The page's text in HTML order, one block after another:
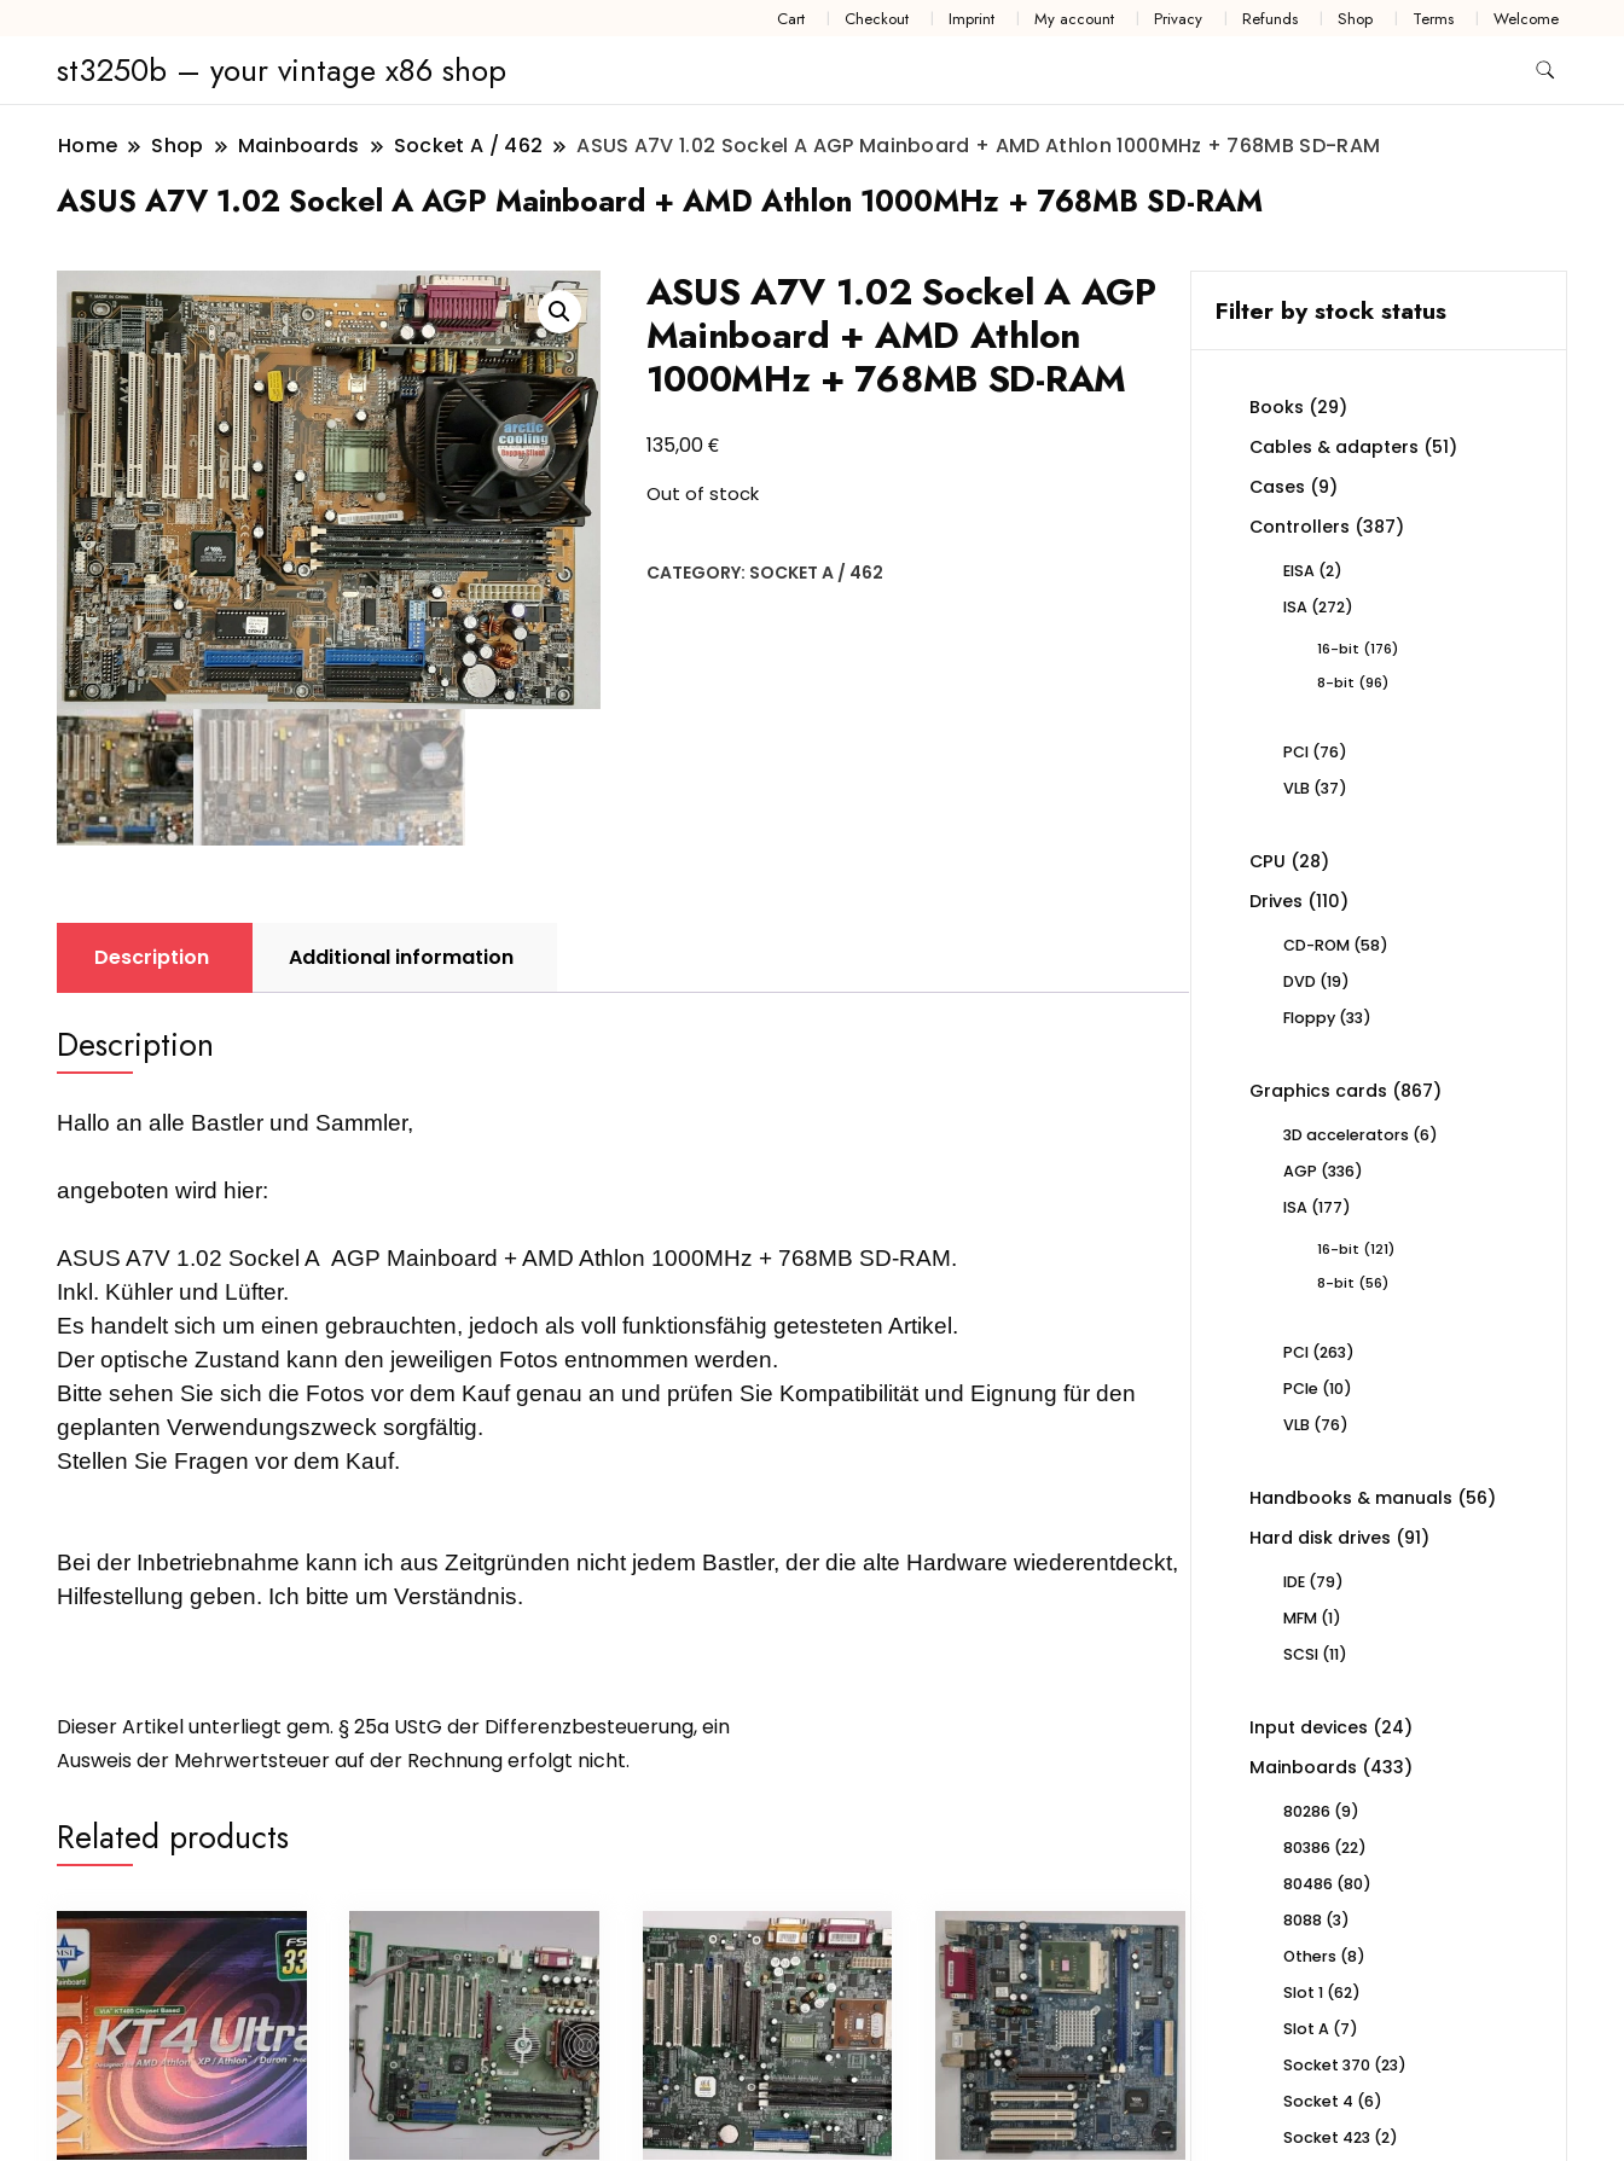
Cart Checkout Imprint My account Privacy Refunds Shop Terms Welcome
st3250b – your vintage x86 shop
Home Shop Mainboards Socket A / 462 ASUS A7V 1.02 Sockel A AGP Mainboard + AMD Athlon 1000MHz + 768MB SD-RAM
ASUS A7V 1.02 Sockel A AGP Mainboard + AMD Athlon 1000MHz + 768MB SD-RAM
ASUS A7V 1.02 Sockel A AGP
Mainboard + AMD Athlon
1000MHz + 768MB SD-RAM
135,00€
Out of stock
CATEGORY: SOCKET A / 462
Description Additional information
Description
Hallo an alle Bastler und Sammler,
angeboten wird hier:
ASUS A7V 1.02 Sockel A AGP Mainboard + AMD Athlon 1000MHz + 768MB SD-RAM.
Inkl. Kühler und Lüfter.
Es handelt sich um einen gebrauchten, jedoch als voll funktionsfähig getesteten Artikel.
Der optische Zustand kann den jeweiligen Fotos entnommen werden.
Bitte sehen Sie sich die Fotos vor dem Kauf genau an und prüfen Sie Kompatibilität und Eignung für den
geplanten Verwendungszweck sorgfältig.
Stellen Sie Fragen vor dem Kauf.
Bei der Inbetriebnahme kann ich aus Zeitgründen nicht jedem Bastler, der die alte Hardware wiederentdeckt,
Hilfestellung geben. Ich bitte um Verständnis.
Dieser Artikel unterliegt gem. § 25a UStG der Differenzbesteuerung, ein
Ausweis der Mehrwertsteuer auf der Rechnung erfolgt nicht.
Related products
Filter by stock status
Books 2929
Cables & adapters 5151
Cases 99
products
Controllers 387387
EISA 22
ISA 272272
16-bit 176176
8-bit 9696
PCI 7676
VLB 3737
CPU 2828
products
Drives 110110
CD-ROM 5858
DVD 1919
Floppy 3333
Graphics cards 867867
3D accelerators 66
AGP 336336
ISA 177177
16-bit 121121
8-bit 5656
PCI 263263
PCIe 1010
VLB 7676
Handbooks & manuals 5656
Hard disk drives 9191
IDE 7979
MFM 11
SCSI 1111
Input devices 2424
products
Mainboards 433433
80286 99
80386 2222
80486 8080
8088 33
Others 88
Slot 1 6262
Slot A 77
Socket 370 2323
Socket 4 66
Socket 423 22